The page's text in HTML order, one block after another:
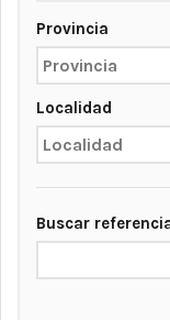
Provincia
Localidad
Buscar